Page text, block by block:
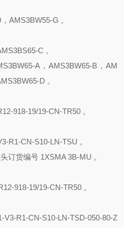
AMS3BW55-G 。
C 。
A，AMS3BW65-B，AM
D 。
918-19/19-CN-TR50 。
R1-CN-S10-LN-TSU 。
订货编号 1XSMA 3B-MU 。
918-19/19-CN-TR50 。
R1-CN-S10-LN-TSD-050-80-Z